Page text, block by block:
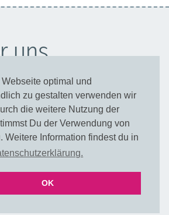
optimal und
zu gestalten verwenden wir
die weitere Nutzung der
Du der Verwendung von
Weitere Information findest du in
OK
uns
/ Farbkarte
als PDF
mit Verlauf
& Lieferzeiten